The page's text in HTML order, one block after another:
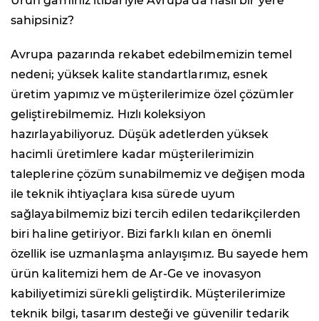
sahipsiniz?
Avrupa pazarında rekabet edebilmemizin temel
nedeni; yüksek kalite standartlarımız, esnek
üretim yapımız ve müşterilerimize özel çözümler
geliştirebilmemiz. Hızlı koleksiyon
hazırlayabiliyoruz. Düşük adetlerden yüksek
hacimli üretimlere kadar müşterilerimizin
taleplerine çözüm sunabilmemiz ve değişen moda
ile teknik ihtiyaçlara kısa sürede uyum
sağlayabilmemiz bizi tercih edilen tedarikçilerden
biri haline getiriyor. Bizi farklı kılan en önemli
özellik ise uzmanlaşma anlayışımız. Bu sayede hem
ürün kalitemizi hem de Ar-Ge ve inovasyon
kabiliyetimizi sürekli geliştirdik. Müşterilerimize
teknik bilgi, tasarım desteği ve güvenilir tedarik